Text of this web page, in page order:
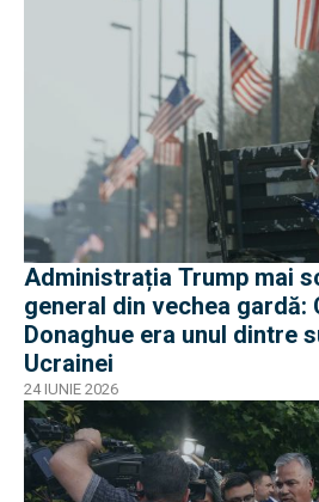
Administrația Trump mai
general din vechea gardă:
Donaghue era unul dintre
Ucrainei
24 IUNIE 2026